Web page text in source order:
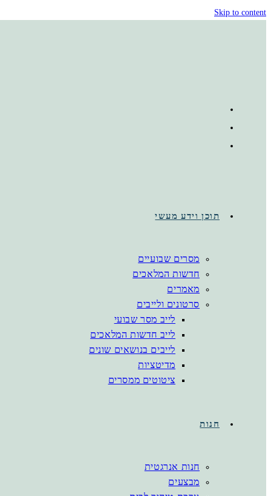
Skip to content
תוכן וידע מעשי
מסרים שבועיים
חדשות המלאכים
מאמרים
סרטונים ולייבים
לייב מסר שבועי
לייב חדשות המלאכים
לייבים בנושאים שונים
מדיטציות
ציטוטים ממסרים
חנות
חנות אנרגטית
מבצעים